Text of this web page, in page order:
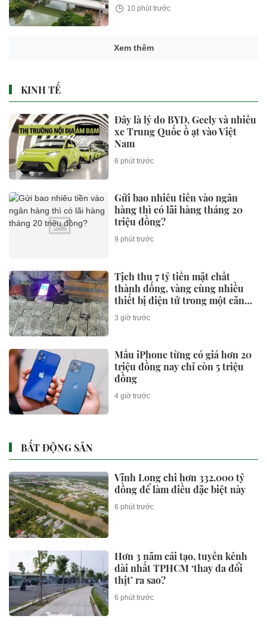
10 phút trước
Xem thêm
KINH TẾ
Đây là lý do BYD, Geely và nhiều
xe Trung Quốc ồ ạt vào Việt
Nam
6 phút trước
Gửi bao nhiêu tiền vào ngân
hàng thì có lãi hàng tháng 20
triệu đồng?
9 phút trước
Tịch thu 7 tỷ tiền mặt chất
thành đống, vàng cùng nhiều
thiết bị điện tử trong một căn
hộ
3 giờ trước
Mẫu iPhone từng có giá hơn 20
triệu đồng nay chỉ còn 5 triệu
đồng
4 giờ trước
BẤT ĐỘNG SẢN
Vĩnh Long chi hơn 332.000 tỷ
đồng để làm điều đặc biệt này
6 phút trước
Hơn 3 năm cải tạo, tuyến kênh
dài nhất TPHCM ‘thay da đổi
thịt’ ra sao?
6 phút trước